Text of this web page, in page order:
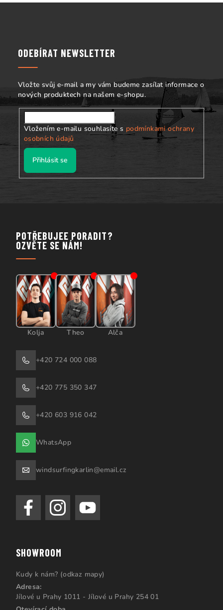
ODEBÍRAT NEWSLETTER
Vložte svůj e-mail a my vám budeme zasílat informace o
nových produktech na našem e-shopu.
Vložením e-mailu souhlasíte s podmínkami ochrany
osobních údajů
Přihlásit se
POTŘEBUJEE PORADIT?
OZVĚTE SE NÁM!
Kolja Theo Alča
+420 724 000 088
+420 775 350 347
+420 603 916 042
WhatsApp
windsurfingkarlin@email.cz
SHOWROOM
Kudy k nám? (odkaz mapy)
Adresa:
Jílové u Prahy 1011 - Jílové u Prahy 254 01